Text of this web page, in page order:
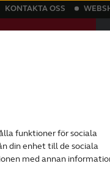
funktioner för sociala
din enhet till de sociala
med annan
KONTAKTA OSS
om